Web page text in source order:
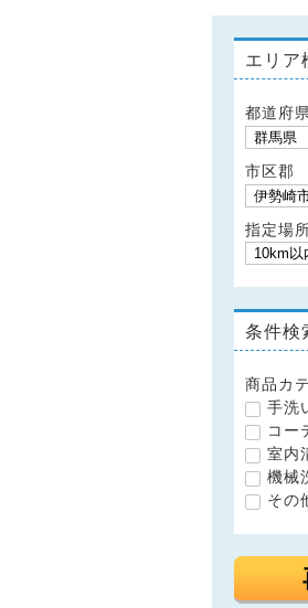
エリア
都道府県
市区郡
指定場
条件検
商品カ
手洗
コー
室内
機械
その